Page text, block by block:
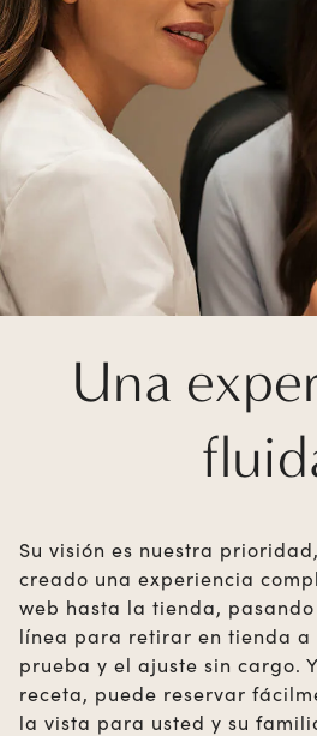
Una
Su visión es nuestra
creado una experiencia
web hasta la tienda,
línea para retirar en tienda
prueba y el ajuste sin cargo.
receta, puede reservar
la vista para usted y su